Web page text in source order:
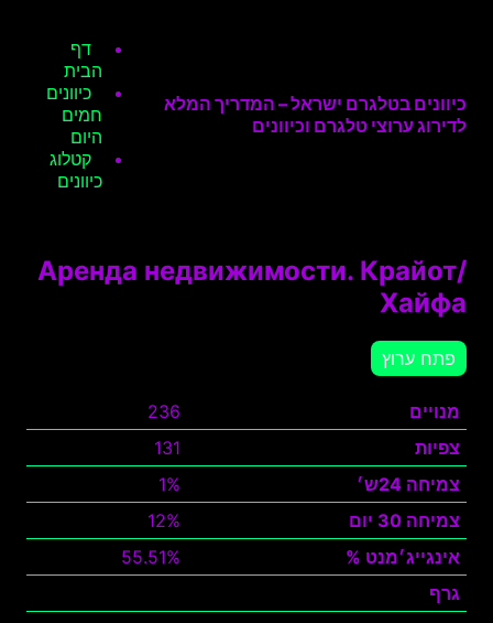
כיוונים בטלגרם ישראל – המדריך המלא
לדירוג ערוצי טלגרם וכיוונים
דף
הבית
כיוונים
חמים
היום
קטלוג
כיוונים
Аренда недвижимости. Крайот/
Хайфа
פתח ערוץ
מנויים
236
צפיות
131
צמיחה 24ש׳
1%
צמיחה 30 יום
12%
אינגייג׳מנט %
55.51%
גרף